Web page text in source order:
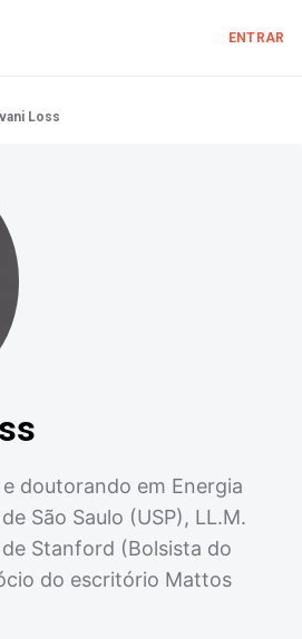
ENTRAR
Loss
doutorando em Energia
São Saulo (USP), LL.M.
Stanford (Bolsista do
do escritório Mattos